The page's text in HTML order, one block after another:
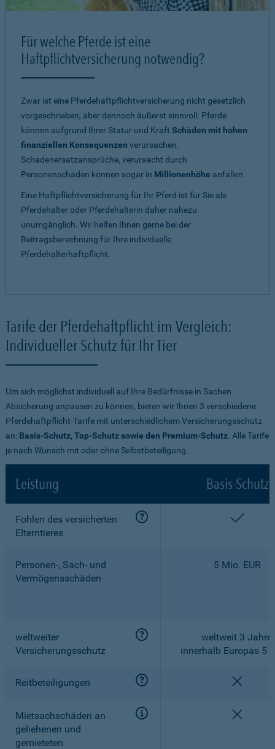
Für welche Pferde ist eine
Haftpflichtversicherung notwendig?
Zwar ist eine Pferdehaftpflichtversicherung nicht gesetzlich
vorgeschrieben, aber dennoch äußerst sinnvoll. Pferde
können aufgrund Ihrer Statur und Kraft Schäden mit hohen
finanziellen Konsequenzen verursachen.
Schadenersatzansprüche, verursacht durch
Personenschäden können sogar in Millionenhöhe anfallen.
Eine Haftpflichtversicherung für Ihr Pferd ist für Sie als
Pferdehalter oder Pferdehalterin daher nahezu
unumgänglich. Wir helfen Ihnen gerne bei der
Beitragsberechnung für Ihre individuelle
Pferdehalterhaftpflicht.
Tarife der Pferdehaftpflicht im Vergleich:
Individueller Schutz für Ihr Tier
Um sich möglichst individuell auf Ihre Bedürfnisse in Sachen
Absicherung anpassen zu können, bieten wir Ihnen 3 verschiedene
Pferdehaftpflicht-Tarife mit unterschiedlichem Versicherungsschutz
an: Basis-Schutz, Top-Schutz sowie den Premium-Schutz. Alle Tarife
je nach Wunsch mit oder ohne Selbstbeteiligung.
Leistung Basis-Schutz
Fohlen des versicherten
Elterntieres
Personen-, Sach- und
Vermögensschäden
5 Mio. EUR
weltweiter
Versicherungsschutz
weltweit 3 Jahre,
innerhalb Europas 5
Reitbeteiligungen
Mietsachschäden an
geliehenen und
gemieteten